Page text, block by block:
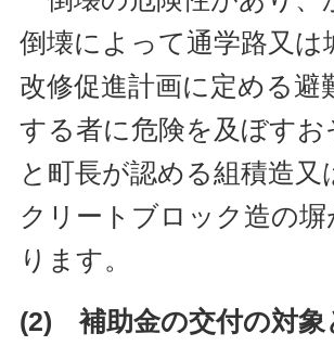
倒壊によって通学路又は
改修促進計画に定める避
する者に危険を及ぼすお
と町長が認める組積造又
クリートブロック造の塀
ります。
(2) 補助金の交付の対象